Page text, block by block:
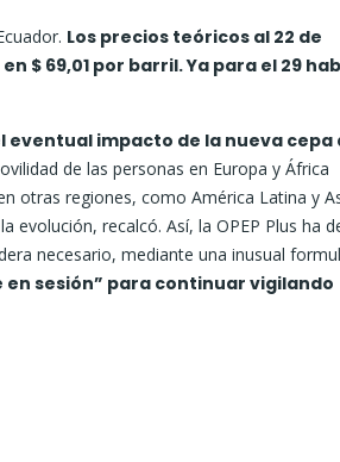
Los precios teóricos al 22 de
$ 69,01 por barril. Ya para el 29
eventual impacto de la nueva cepa
de las personas en Europa y África
otras regiones, como América Latina y
evolución, recalcó. Así, la OPEP Plus ha
necesario, mediante una inusual
sesión” para continuar vigilando